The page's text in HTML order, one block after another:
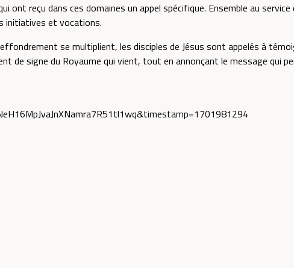
reçu dans ces domaines un appel spécifique. Ensemble au service
initiatives et vocations.
se multiplient, les disciples de Jésus sont appelés à
de signe du Royaume qui vient, tout en annonçant le message qui